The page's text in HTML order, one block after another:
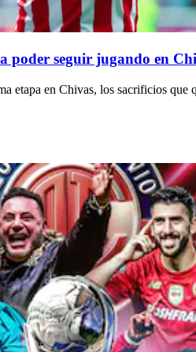
poder seguir jugando en
etapa en Chivas, los sacrificios